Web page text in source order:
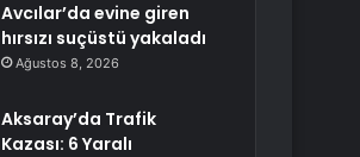
Avcılar’da evine giren
hırsızı suçüstü yakaladı
Ağustos 8, 2026
Aksaray’da Trafik
Kazası: 6 Yaralı